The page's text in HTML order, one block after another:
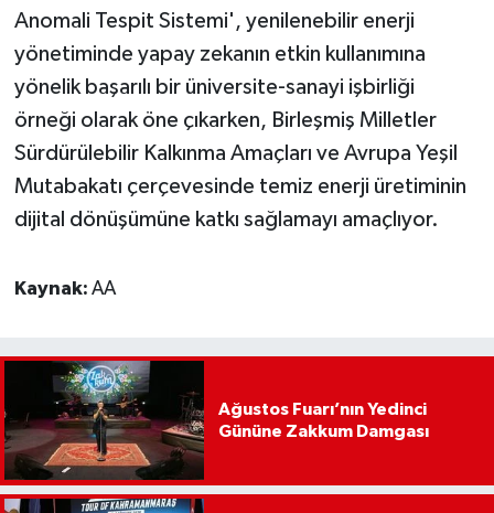
Anomali Tespit Sistemi', yenilenebilir enerji
yönetiminde yapay zekanın etkin kullanımına
yönelik başarılı bir üniversite-sanayi işbirliği
örneği olarak öne çıkarken, Birleşmiş Milletler
Sürdürülebilir Kalkınma Amaçları ve Avrupa Yeşil
Mutabakatı çerçevesinde temiz enerji üretiminin
dijital dönüşümüne katkı sağlamayı amaçlıyor.
Kaynak: AA
Ağustos Fuarı’nın Yedinci
Gününe Zakkum Damgası